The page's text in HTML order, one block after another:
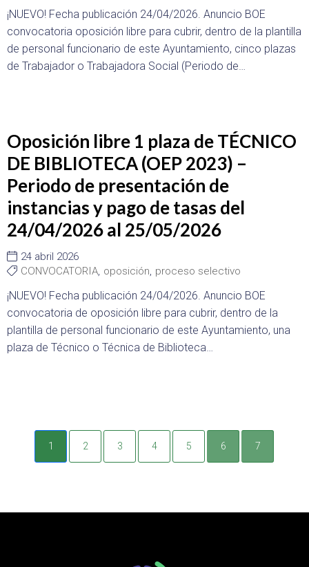
¡NUEVO! Fecha publicación 24/04/2026. Anuncio BOE
convocatoria oposición libre para cubrir, dentro de la plantilla
de personal funcionario de este Ayuntamiento, cinco plazas
de Trabajador o Trabajadora Social (Periodo de…
Oposición libre 1 plaza de TÉCNICO
DE BIBLIOTECA (OEP 2023) –
Periodo de presentación de
instancias y pago de tasas del
24/04/2026 al 25/05/2026
24 abril 2026
CONVOCATORIA, oposición, proceso selectivo
¡NUEVO! Fecha publicación 24/04/2026. Anuncio BOE
convocatoria de oposición libre para cubrir, dentro de la
plantilla de personal funcionario de este Ayuntamiento, una
plaza de Técnico o Técnica de Biblioteca…
1 2 3 4 5 6 7